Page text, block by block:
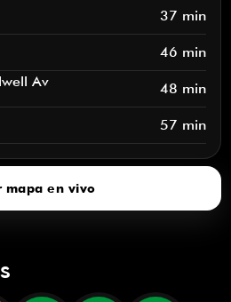
37 min
46 min
Av 48 min
57 min
mapa en vivo